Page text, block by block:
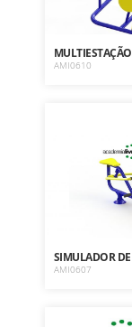
MULTIESTAÇÃO
AMI0610
SIMULADOR
AMI0607